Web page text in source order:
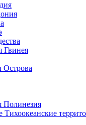
Гвинея
Полинезия
Тихоокеанские